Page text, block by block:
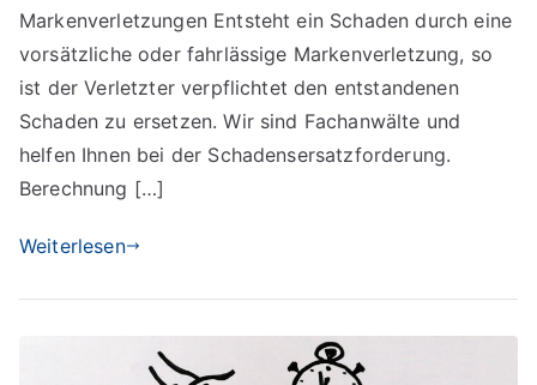
Markenverletzungen Entsteht ein Schaden durch eine
vorsätzliche oder fahrlässige Markenverletzung, so
ist der Verletzter verpflichtet den entstandenen
Schaden zu ersetzen. Wir sind Fachanwälte und
helfen Ihnen bei der Schadensersatzforderung.
Berechnung […]
Weiterlesen